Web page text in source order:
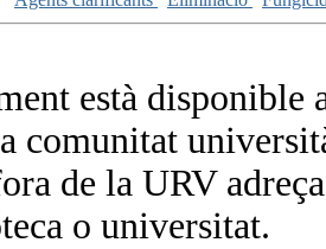
està
de la URV
o universitat.